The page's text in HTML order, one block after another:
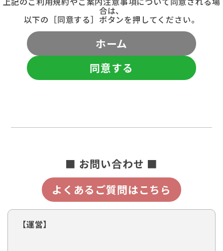
合は、
以下の［同意する］ボタンを押してください。
ホーム
同意する
■ お問い合わせ ■
よくあるご質問はこちら
【運営】